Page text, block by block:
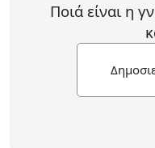
Ποιά είναι η